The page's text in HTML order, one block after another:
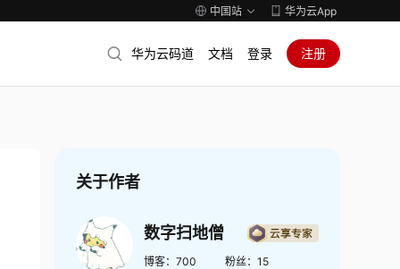
中国站 华为云App
华为云码道 文档 登录 注册
关于作者
数字扫地僧
博客： 700 粉丝： 15